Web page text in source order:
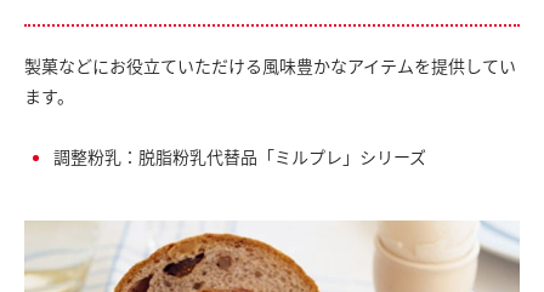
製菓などにお役立ていただける風味豊かなアイテムを提供してい
ます。
調整粉乳：脱脂粉乳代替品「ミルプレ」シリーズ